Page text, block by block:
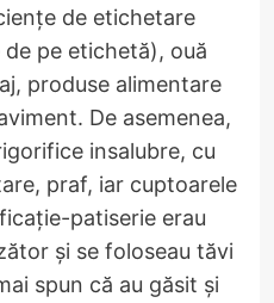
de etichetare
pe etichetă), ouă
produse alimentare
De asemenea,
insalubre, cu
praf, iar cuptoarele
patiserie erau
și se foloseau tăvi
spun că au găsit și